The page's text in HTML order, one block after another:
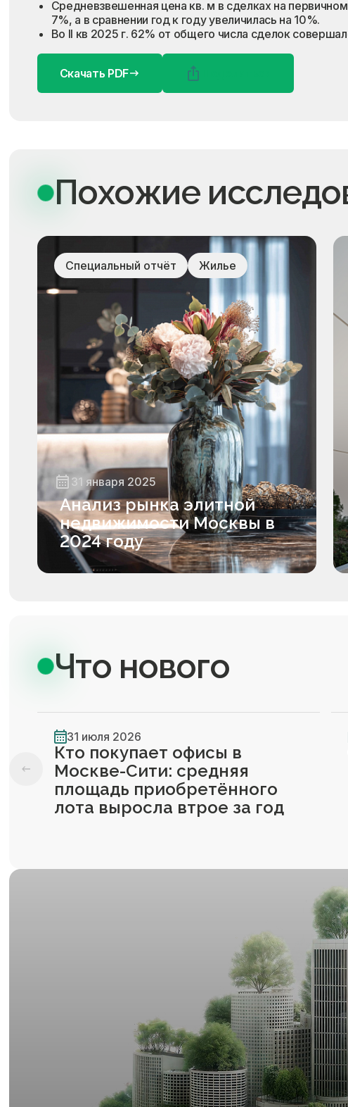
Средневзвешенная цена кв. м в сделках на
7%, а в сравнении год к году увеличилась на 10%.
Во II кв 2025 г. 62% от общего числа сделок
Скачать PDF
Похожие
Специальный отчёт Жилье
31 января 2025
Анализ рынка элитной
недвижимости Москвы в
2024 году
Что нового
31 июля 2026
Кто покупает офисы в
Москве-Сити: средняя
площадь приобретённого
лота выросла втрое за год